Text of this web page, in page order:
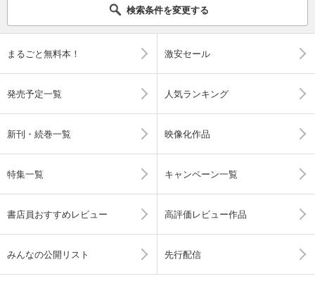
検索条件を変更する
まるごと無料本！ 激安セール
発売予定一覧 人気ランキング
新刊・続巻一覧 映像化作品
特集一覧 キャンペーン一覧
書店員おすすめレビュー 高評価レビュー作品
みんなの公開リスト 先行配信